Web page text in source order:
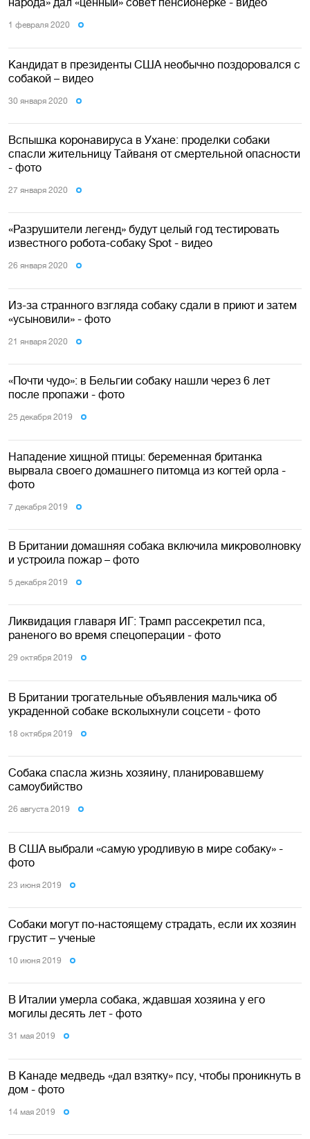
1 февраля 2020
Кандидат в президенты США необычно поздоровался с
собакой – видео
30 января 2020
Вспышка коронавируса в Ухане: проделки собаки
спасли жительницу Тайваня от смертельной опасности
- фото
27 января 2020
«Разрушители легенд» будут целый год тестировать
известного робота-собаку Spot - видео
26 января 2020
Из-за странного взгляда собаку сдали в приют и затем
«усыновили» - фото
21 января 2020
«Почти чудо»: в Бельгии собаку нашли через 6 лет
после пропажи - фото
25 декабря 2019
Нападение хищной птицы: беременная британка
вырвала своего домашнего питомца из когтей орла -
фото
7 декабря 2019
В Британии домашняя собака включила микроволновку
и устроила пожар – фото
5 декабря 2019
Ликвидация главаря ИГ: Трамп рассекретил пса,
раненого во время спецоперации - фото
29 октября 2019
В Британии трогательные объявления мальчика об
украденной собаке всколыхнули соцсети - фото
18 октября 2019
Собака спасла жизнь хозяину, планировавшему
самоубийство
26 августа 2019
В США выбрали «самую уродливую в мире собаку» -
фото
23 июня 2019
Собаки могут по-настоящему страдать, если их хозяин
грустит – ученые
10 июня 2019
В Италии умерла собака, ждавшая хозяина у его
могилы десять лет - фото
31 мая 2019
В Канаде медведь «дал взятку» псу, чтобы проникнуть в
дом - фото
14 мая 2019